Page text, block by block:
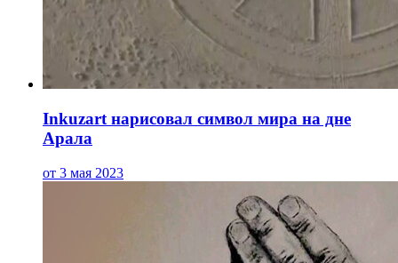
Inkuzart нарисовал символ мира на дне
Арала
от 3 мая 2023